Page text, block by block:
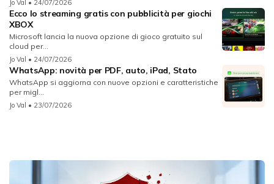
Jo Val • 24/07/2026
Ecco lo streaming gratis con pubblicità per giochi
XBOX
Microsoft lancia la nuova opzione di gioco gratuito sul
cloud per...
Jo Val • 24/07/2026
WhatsApp: novità per PDF, auto, iPad, Stato
WhatsApp si aggiorna con nuove opzioni e caratteristiche
per migl...
Jo Val • 23/07/2026